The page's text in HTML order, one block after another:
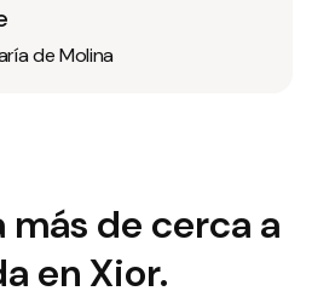
de Molina
más de cerca a
en Xior.